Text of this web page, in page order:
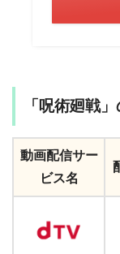
「呪術廻戦
動画配信サー
ビス名